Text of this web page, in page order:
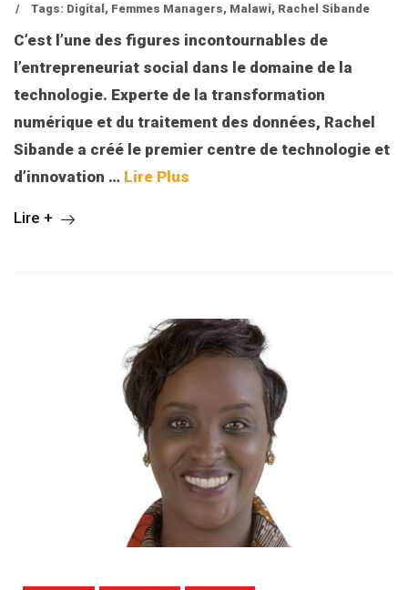
/
Tags: Digital , Femmes Managers, Malawi, Rachel Sibande
C’est l’une des figures incontournables de
l’entrepreneuriat social dans le domaine de la
technologie. Experte de la transformation
numérique et du traitement des données, Rachel
Sibande a créé le premier centre de technologie et
d’innovation … Lire Plus
Lire +